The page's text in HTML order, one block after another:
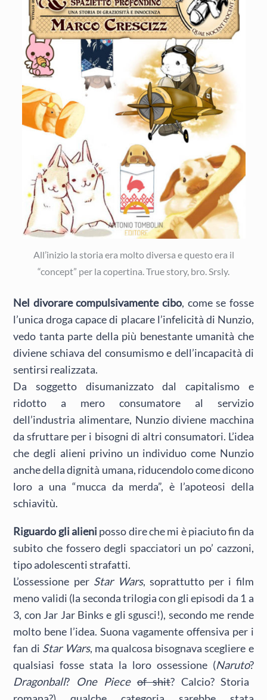
All’inizio la storia era molto diversa e questo era il
“concept” per la copertina. True story, bro. Srsly.
Nel divorare compulsivamente cibo, come se fosse
l’unica droga capace di placare l’infelicità di Nunzio,
vedo tanta parte della più benestante umanità che
diviene schiava del consumismo e dell’incapacità di
sentirsi realizzata.
Da soggetto disumanizzato dal capitalismo e
ridotto a mero consumatore al servizio
dell’industria alimentare, Nunzio diviene macchina
da sfruttare per i bisogni di altri consumatori. L’idea
che degli alieni privino un individuo come Nunzio
anche della dignità umana, riducendolo come dicono
loro a una “mucca da merda”, è l’apoteosi della
schiavitù.
Riguardo gli alieniposso dire che mi è piaciuto fin da
subito che fossero degli spacciatori un po’ cazzoni,
tipo adolescenti strafatti.
L’ossessione per Star Wars, soprattutto per i film
meno validi (la seconda trilogia con gli episodi da 1 a
3, con Jar Jar Binks e gli sgusci!), secondo me rende
molto bene l’idea. Suona vagamente offensiva per i
fan di Star Wars, ma qualcosa bisognava scegliere e
qualsiasi fosse stata la loro ossessione (Naruto?
Dragonball? One Piece of shit? Calcio? Storia